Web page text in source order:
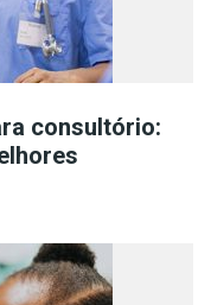
consultório: